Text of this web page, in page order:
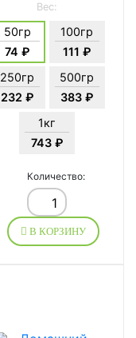
Вес:
50гр
74 ₽
100гр
111 ₽
250гр
232 ₽
500гр
383 ₽
1кг
743 ₽
Количество:
В КОРЗИНУ